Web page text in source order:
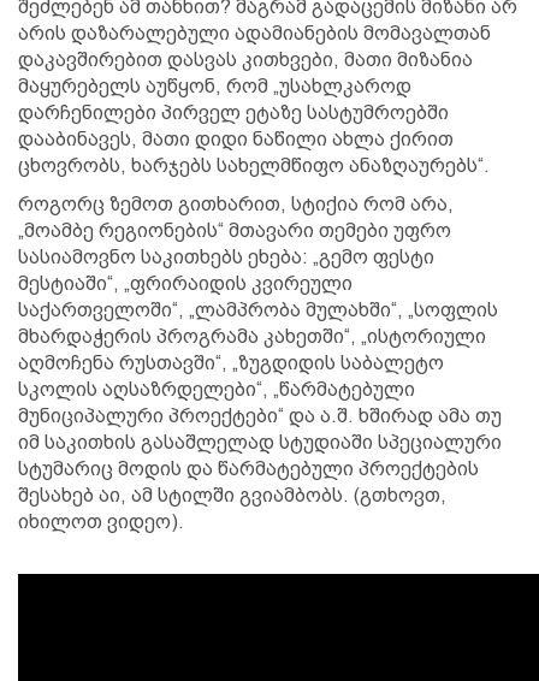
შეძლებენ ამ თანხით? მაგრამ გადაცემის მიზანი არ
არის დაზარალებული ადამიანების მომავალთან
დაკავშირებით დასვას კითხვები, მათი მიზანია
მაყურებელს აუწყონ, რომ „უსახლკაროდ
დარჩენილები პირველ ეტაზე სასტუმროებში
დააბინავეს, მათი დიდი ნაწილი ახლა ქირით
ცხოვრობს, ხარჯებს სახელმწიფო ანაზღაურებს“.
როგორც ზემოთ გითხარით, სტიქია რომ არა,
„მოამბე რეგიონების“ მთავარი თემები უფრო
სასიამოვნო საკითხებს ეხება: „გემო ფესტი
მესტიაში“, „ფრირაიდის კვირეული
საქართველოში“, „ლამპრობა მულახში“, „სოფლის
მხარდაჭერის პროგრამა კახეთში“, „ისტორიული
აღმოჩენა რუსთავში“, „ზუგდიდის საბალეტო
სკოლის აღსაზრდელები“, „წარმატებული
მუნიციპალური პროექტები“ და ა.შ. ხშირად ამა თუ
იმ საკითხის გასაშლელად სტუდიაში სპეციალური
სტუმარიც მოდის და წარმატებული პროექტების
შესახებ აი, ამ სტილში გვიამბობს. (გთხოვთ,
იხილოთ ვიდეო).